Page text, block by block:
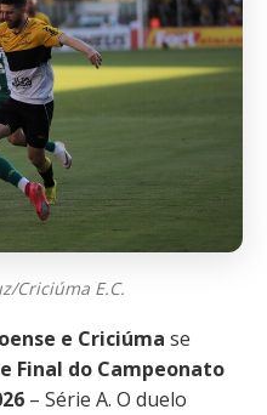
Criciúma E.C.
e Criciúma se
Final do Campeonato
– Série A. O duelo